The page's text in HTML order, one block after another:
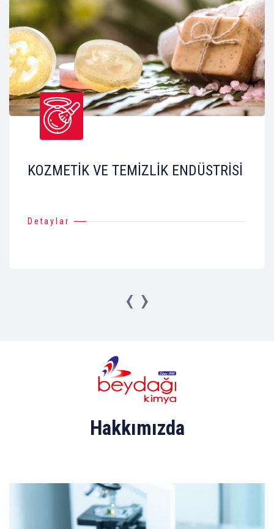
KOZMETİK VE TEMİZLİK ENDÜSTRİSİ
Detaylar
‹ ›
Hakkımızda